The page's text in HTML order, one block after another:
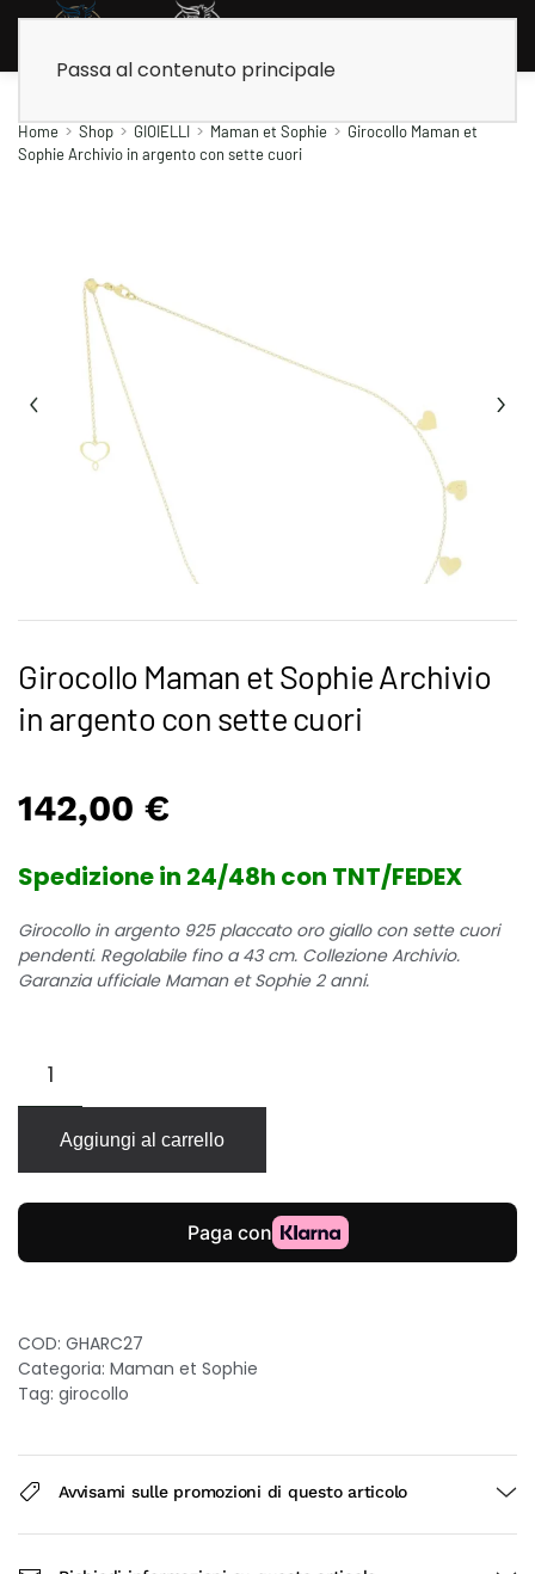
Passa al contenuto principale
Home Shop GIOIELLI Maman et Sophie
Girocollo Maman et
Sophie Archivio in argento con sette cuori
Girocollo Maman et Sophie Archivio
in argento con sette cuori
142,00 €
Spedizione in 24/48h con TNT/FEDEX
Girocollo in argento 925 placcato oro giallo con sette cuori
pendenti. Regolabile fino a 43 cm. Collezione Archivio.
Garanzia ufficiale Maman et Sophie 2 anni.
Maman
et
Sophie
Archivio
in
argento
sette
Aggiungi al carrello
COD: GHARC27
Categoria: Maman et Sophie
Tag: girocollo
Avvisami sulle promozioni di questo articolo